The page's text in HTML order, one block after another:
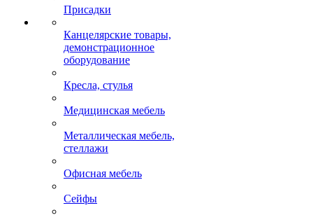
Присадки
Канцелярские товары,
демонстрационное
оборудование
Кресла, стулья
Медицинская мебель
Металлическая мебель,
стеллажи
Офисная мебель
Сейфы